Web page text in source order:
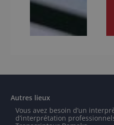
Autres lieux
Vous avez besoin d’un
d’interprétation